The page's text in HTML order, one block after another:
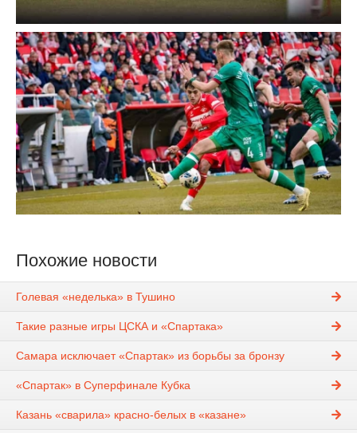
Похожие новости
Голевая «неделька» в Тушино
Такие разные игры ЦСКА и «Спартака»
Самара исключает «Спартак» из борьбы за бронзу
«Спартак» в Суперфинале Кубка
Казань «сварила» красно-белых в «казане»